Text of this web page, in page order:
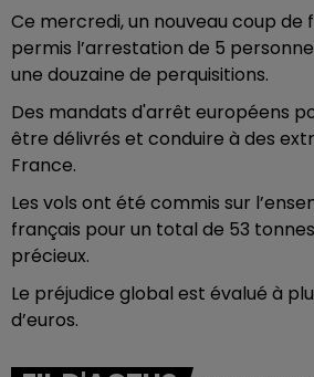
Ce mercredi, un nouveau coup de
permis l’arrestation de 5
une douzaine de perquisitions.
Des mandats d'arrêt européens
être délivrés et conduire à des
France.
Les vols ont été commis sur
français pour un total de 53
précieux.
Le préjudice global est évalué à
d’euros.